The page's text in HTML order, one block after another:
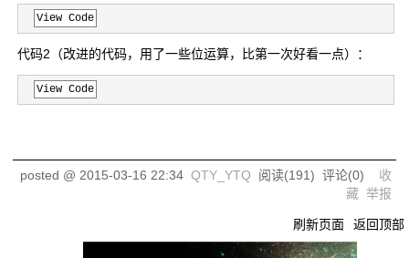
View Code
代码2（改进的代码，用了一些位运算，比第一次好看一点）：
View Code
posted @ 2015-03-16 22:34 QTY_YTQ 阅读(191) 评论(0) 收
藏 举报
刷新页面 返回顶部